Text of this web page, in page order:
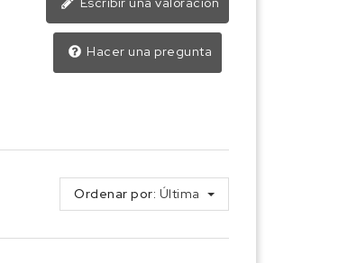
Hacer una pregunta
Ordenar por: Última